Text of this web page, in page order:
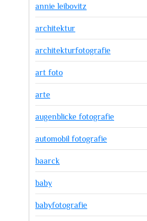
annie leibovitz
architektur
architekturfotografie
art foto
arte
augenblicke fotografie
automobil fotografie
baarck
baby
babyfotografie